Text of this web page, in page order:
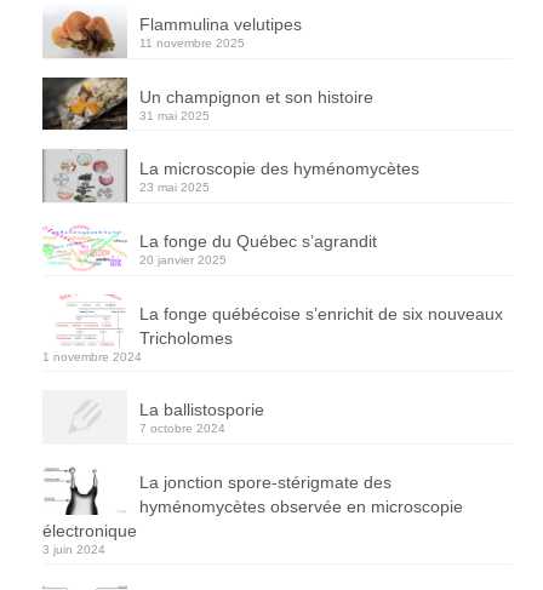
Flammulina velutipes
11 novembre 2025
Un champignon et son histoire
31 mai 2025
La microscopie des hyménomycètes
23 mai 2025
La fonge du Québec s’agrandit
20 janvier 2025
La fonge québécoise s’enrichit de six nouveaux
Tricholomes
1 novembre 2024
La ballistosporie
7 octobre 2024
La jonction spore-stérigmate des
hyménomycètes observée en microscopie
électronique
3 juin 2024